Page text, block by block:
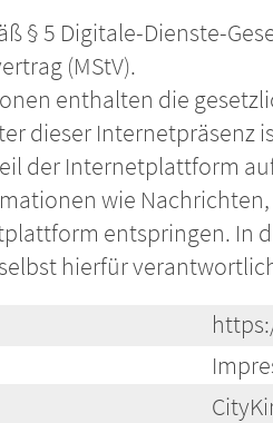
§ 5 Digitale-Dienste-
(MStV).
enthalten die
dieser
der Internetplattform
wie
entspringen. In
hierfür